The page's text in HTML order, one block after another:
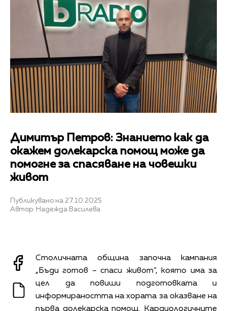
Димитър Петров: Знанието как да
окажем долекарска помощ може да
помогне за спасяване на човешки
живот
Публикувано на 27.10.2025
Автор: Надежда Василева
Столичната община започна кампания
„Бъди готов – спаси живот“, която има за
цел да повиши подготовката и
информираността на хората за оказване на
първа долекарска помощ. Кардиологичните